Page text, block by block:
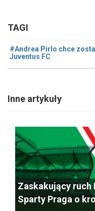
TAGI
#Andrea Pirlo chce
Juventus FC
Inne artykuły
Zaskakujący ruch
Sparty Praga o